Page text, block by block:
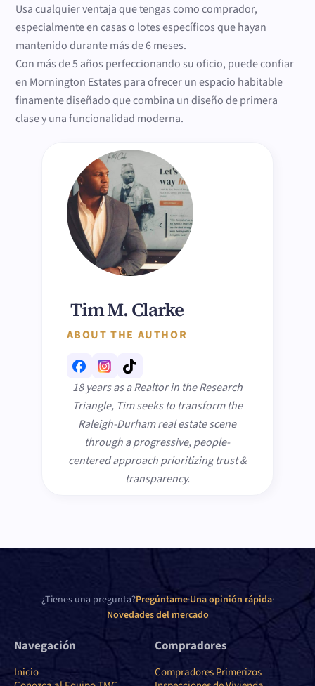
Usa cualquier ventaja que tengas como comprador,
especialmente en casas o lotes específicos que hayan
mantenido durante más de 6 meses.
Con más de 5 años perfeccionando su oficio, puede confiar
en Mornington Estates para ofrecer un espacio habitable
finamente diseñado que combina un diseño de primera
clase y una funcionalidad moderna.
Tim M. Clarke
ABOUT THE AUTHOR
18 years as a Realtor in the Research
Triangle, Tim seeks to transform the
Raleigh-Durham real estate scene
through a progressive, people-
centered approach prioritizing trust &
transparency.
¿Tienes una pregunta?Pregúntame·Una opinión rápida·
Novedades del mercado
Navegación
Inicio
Compradores
Compradores Primerizos